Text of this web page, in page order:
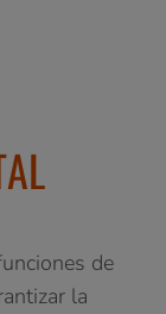
de
la